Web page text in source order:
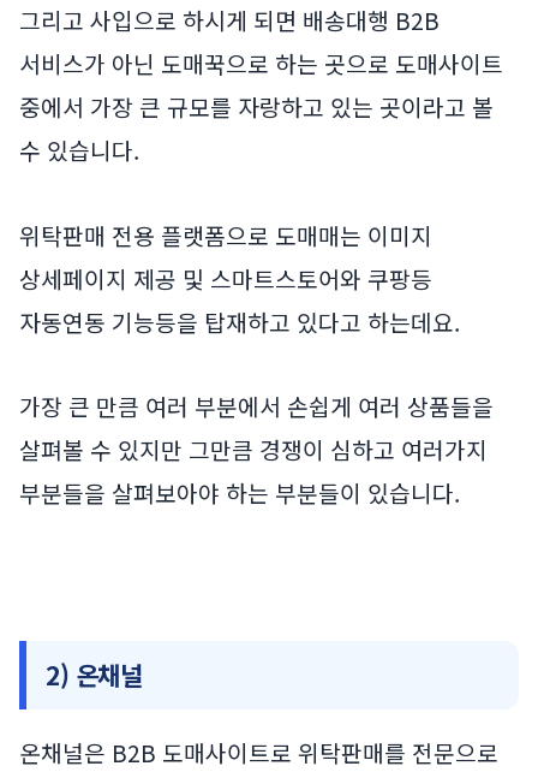
그리고 사입으로 하시게 되면 배송대행 B2B
서비스가 아닌 도매꾹으로 하는 곳으로 도매사이트
중에서 가장 큰 규모를 자랑하고 있는 곳이라고 볼
수 있습니다.
위탁판매 전용 플랫폼으로 도매매는 이미지
상세페이지 제공 및 스마트스토어와 쿠팡등
자동연동 기능등을 탑재하고 있다고 하는데요.
가장 큰 만큼 여러 부분에서 손쉽게 여러 상품들을
살펴볼 수 있지만 그만큼 경쟁이 심하고 여러가지
부분들을 살펴보아야 하는 부분들이 있습니다.
2) 온채널
온채널은 B2B 도매사이트로 위탁판매를 전문으로